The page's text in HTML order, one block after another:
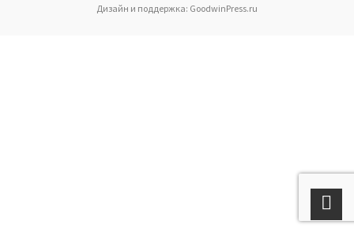
Дизайн и поддержка: GoodwinPress.ru